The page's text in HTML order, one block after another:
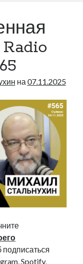
|
Narva
|
566
на 07.11.2025
Spotify,